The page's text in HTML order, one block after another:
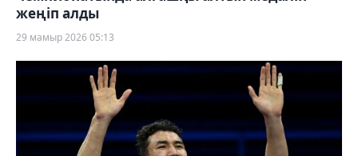
жеңіп алды
29 мамыр 2026 05:13